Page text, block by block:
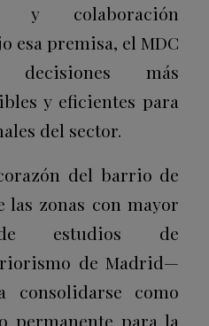
y colaboración
esa premisa, el MDC
más
y eficientes para
del sector.
del barrio de
las zonas con mayor
de estudios de
de Madrid—
como
permanente para la